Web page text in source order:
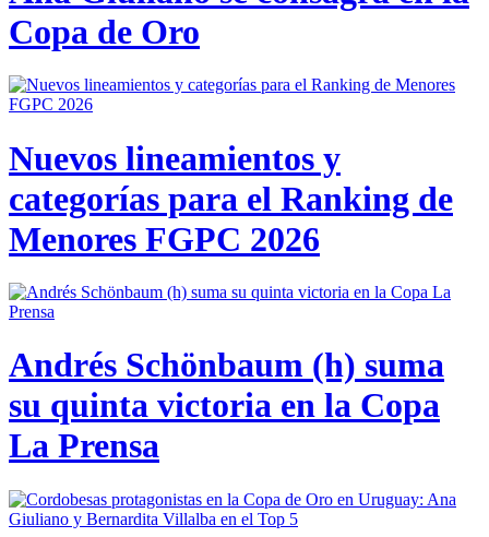
Copa de Oro
Nuevos lineamientos y
categorías para el Ranking de
Menores FGPC 2026
Andrés Schönbaum (h) suma
su quinta victoria en la Copa
La Prensa